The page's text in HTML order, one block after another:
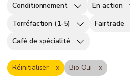
Conditionnement En action
Torréfaction (1-5)
Fairtrade
Café de spécialité
Réinitialiser Bio Oui